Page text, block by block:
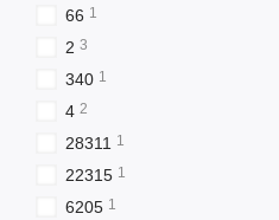
66 1
2 3
340 1
4 2
28311 1
22315 1
6205 1